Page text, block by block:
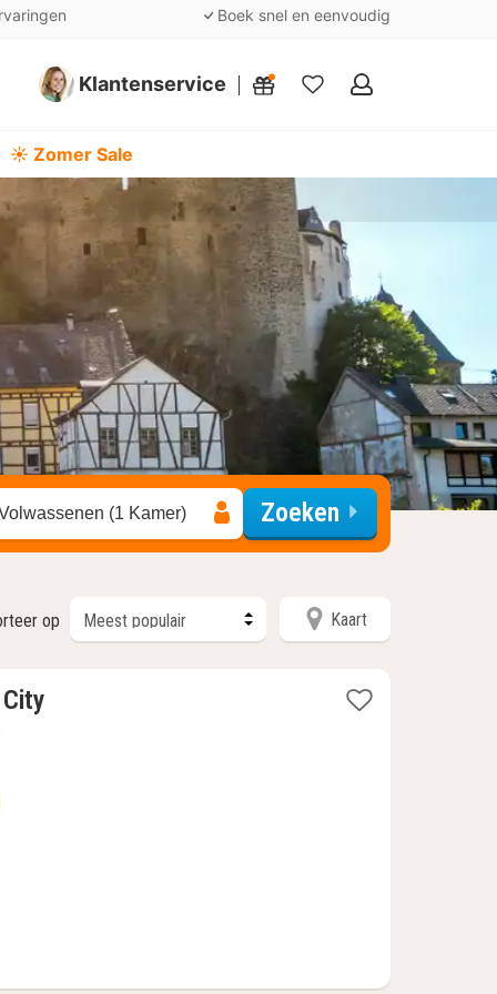
Boek snel en eenvoudig
Klantenservice
Mijn
☀️ Zomer Sale
(1 Kamer) Zoeken
op Kaart